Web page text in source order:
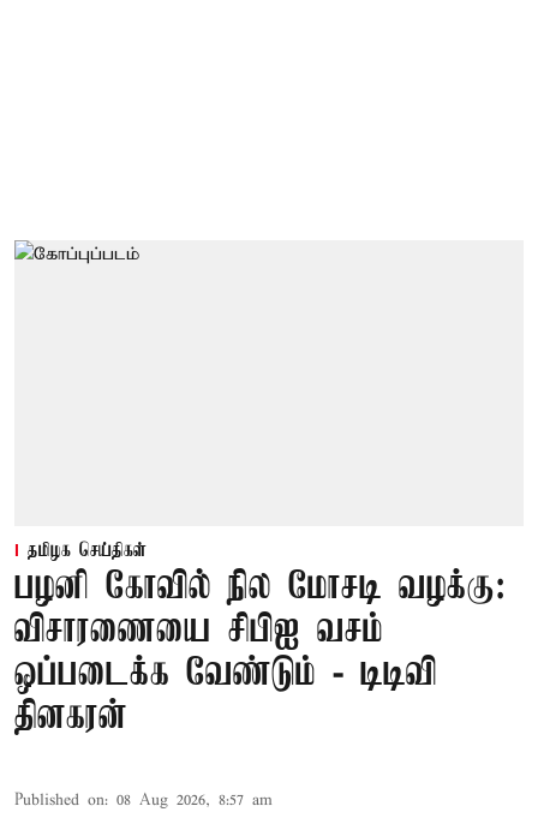
தமிழக செய்திகள்
பழனி கோவில் நில மோசடி வழக்கு:
விசாரணையை சிபிஐ வசம்
ஒப்படைக்க வேண்டும் - டிடிவி
தினகரன்
Published on: 08 Aug 2026, 8:57 am